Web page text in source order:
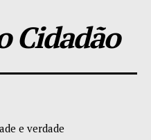
Cidadão
e verdade